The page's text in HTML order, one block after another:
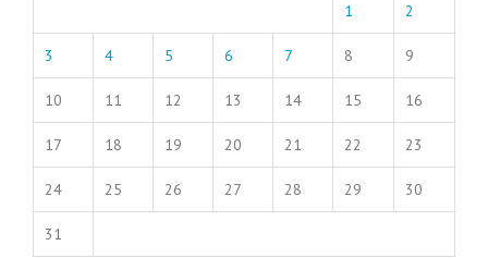
1 2
3 4 5 6 7 8 9
10 11 12 13 14 15 16
17 18 19 20 21 22 23
24 25 26 27 28 29 30
31